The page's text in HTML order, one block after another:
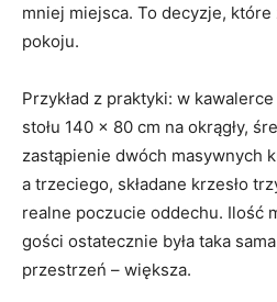
mniej miejsca. To decyzje, które
pokoju.
Przykład z praktyki: w
stołu 140 × 80 cm na okrągły,
zastąpienie dwóch masywnych
a trzeciego, składane krzesło
realne poczucie oddechu. Ilość
gości ostatecznie była taka
przestrzeń – większa.